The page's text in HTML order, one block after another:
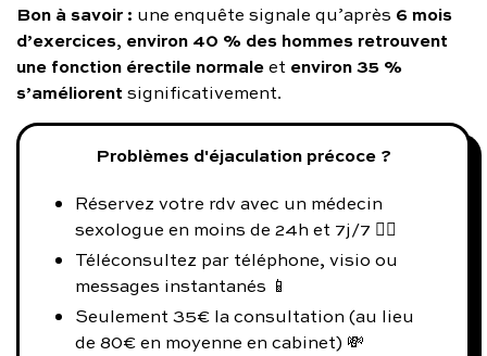
Bon à savoir : une enquête signale qu’après 6 mois
d’exercices, environ 40 % des hommes retrouvent
une fonction érectile normaleet environ 35 %
s’améliorent significativement.
Problèmes d'éjaculation précoce ?
Réservez votre rdv avec un médecin
sexologue en moins de 24h et 7j/7 👨‍⚕️
Téléconsultez par téléphone, visio ou
messages instantanés 📱
Seulement 35€ la consultation (au lieu
de 80€ en moyenne en cabinet) 💸